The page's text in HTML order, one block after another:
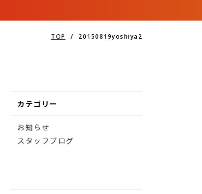
TOP / 20150819yoshiya2
カテゴリー
お知らせ
スタッフブログ